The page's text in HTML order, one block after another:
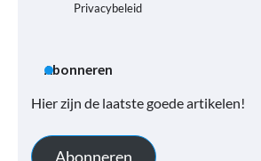
Privacybeleid
Abonneren
Hier zijn de laatste goede artikelen!
Abonneren